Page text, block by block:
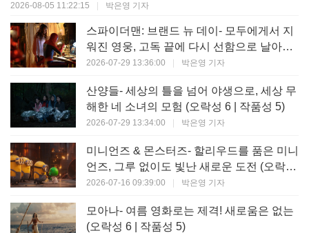
2026-08-05 11:22:15 박은영 기자
스파이더맨: 브랜드 뉴 데이- 모두에게서 지
워진 영웅, 고독 끝에 다시 선함으로 날아오
르다 (오락성 8 | 작품성 8)
2026-07-29 13:36:00 박은영 기자
산양들- 세상의 틀을 넘어 야생으로, 세상 무
해한 네 소녀의 모험 (오락성 6 | 작품성 5)
2026-07-29 13:34:00 박은영 기자
미니언즈 & 몬스터즈- 할리우드를 품은 미니
언즈, 그루 없이도 빛난 새로운 도전 (오락성
7 | 작품성 6)
2026-07-16 09:39:00 박은영 기자
모아나- 여름 영화로는 제격! 새로움은 없는
(오락성 6 | 작품성 5)